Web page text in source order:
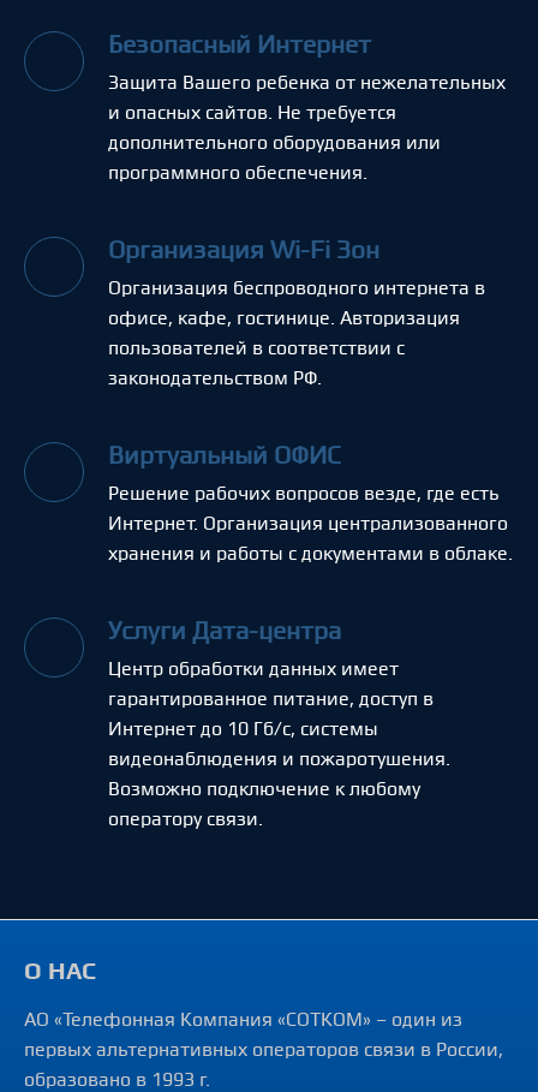
Безопасный Интернет
Защита Вашего ребенка от нежелательных
и опасных сайтов. Не требуется
дополнительного оборудования или
программного обеспечения.
Организация Wi-Fi Зон
Организация беспроводного интернета в
офисе, кафе, гостинице. Авторизация
пользователей в соответствии с
законодательством РФ.
Виртуальный ОФИС
Решение рабочих вопросов везде, где есть
Интернет. Организация централизованного
хранения и работы с документами в облаке.
Услуги Дата-центра
Центр обработки данных имеет
гарантированное питание, доступ в
Интернет до 10 Гб/с, системы
видеонаблюдения и пожаротушения.
Возможно подключение к любому
оператору связи.
О НАС
АО «Телефонная Компания «СОТКОМ» – один из
первых альтернативных операторов связи в России,
образовано в 1993 г.